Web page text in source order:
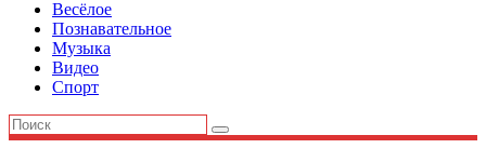
Весёлое
Познавательное
Музыка
Видео
Спорт